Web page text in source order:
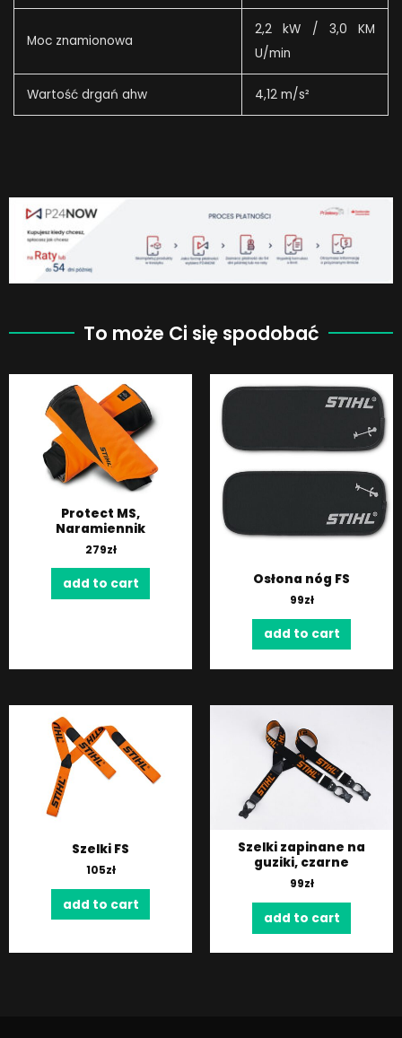
Moc znamionowa
2,2 kW / 3,0 KM
U/min
Wartość drgań ahw 4,12 m/s²
To może Ci się spodobać
Protect MS,
Naramiennik
279zł
add to cart Osłona nóg FS
99zł
add to cart
Szelki FS
105zł
add to cart
Szelki zapinane na
guziki, czarne
99zł
add to cart